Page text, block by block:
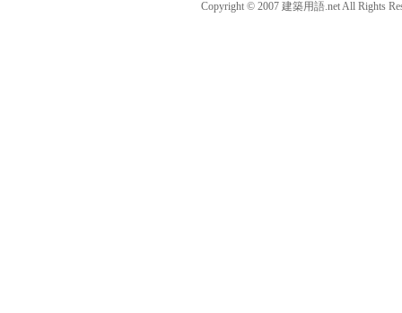
Copyright © 2007 建築用語.net All Rights